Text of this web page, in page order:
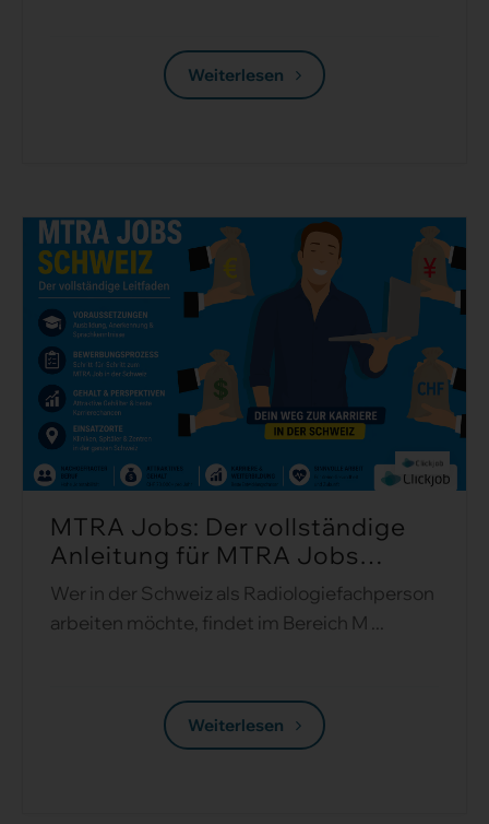
Weiterlesen
MTRA Jobs: Der vollständige
Anleitung für MTRA Jobs
Schweiz ...
Wer in der Schweiz als Radiologiefachperson
arbeiten möchte, findet im Bereich M ...
Weiterlesen